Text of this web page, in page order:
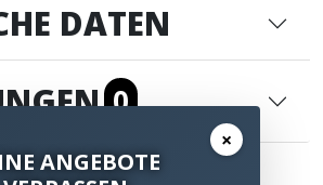
DATEN
0
×
ANGEBOTE